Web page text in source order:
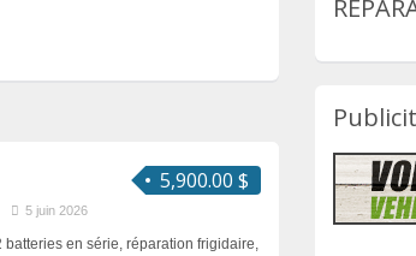
5,900.00 $
5 juin 2026
en série, réparation frigidaire,